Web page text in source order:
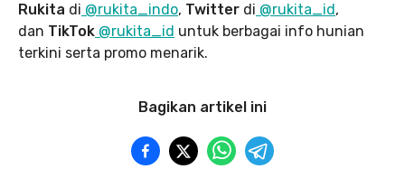
Rukita di @rukita_indo, Twitter di @rukita_id,
dan TikTok @rukita_id untuk berbagai info hunian
terkini serta promo menarik.
Bagikan artikel ini